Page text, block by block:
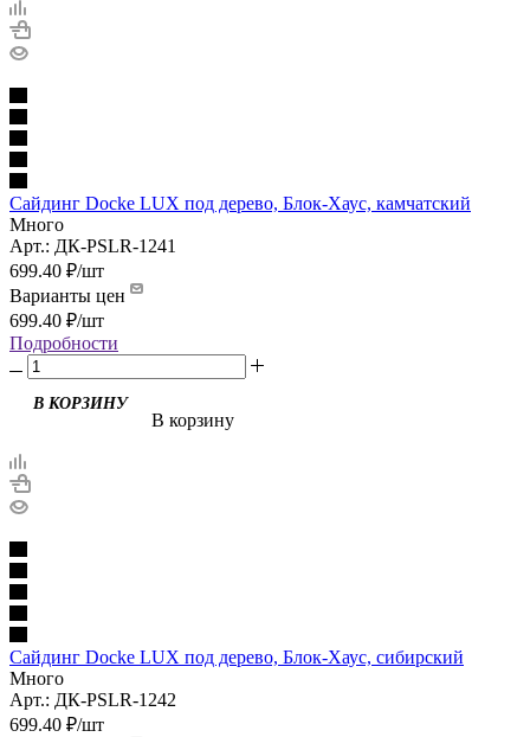
Сайдинг Docke LUX под дерево, Блок-Хаус, камчатский
Много
Арт.: ДК-PSLR-1241
699.40 ₽/шт
Варианты цен
699.40 ₽/шт
Подробности
В корзину
Сайдинг Docke LUX под дерево, Блок-Хаус, сибирский
Много
Арт.: ДК-PSLR-1242
699.40 ₽/шт